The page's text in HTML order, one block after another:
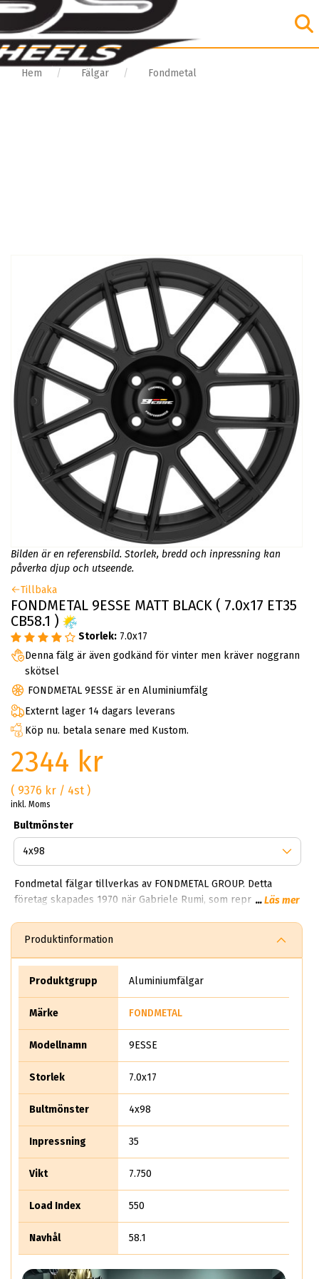
Hem Fälgar Fondmetal
Bilden är en referensbild. Storlek, bredd och inpressning kan
påverka djup och utseende.
Tillbaka
FONDMETAL 9ESSE MATT BLACK ( 7.0x17 ET35
CB58.1 )
Storlek: 7.0x17
Denna fälg är även godkänd för vinter men kräver noggrann
skötsel
FONDMETAL 9ESSE är en Aluminiumfälg
Externt lager 14 dagars leverans
Köp nu. betala senare med Kustom.
2344 kr
( 9376 kr / 4st )
inkl. Moms
Bultmönster
Fondmetal fälgar tillverkas av FONDMETAL GROUP. Detta
företag skapades 1970 när Gabriele Rumi, som representerar
flera steg och innebar att man gick från att smida bitar till en
tredje part att själva tillverka en helt egen produkt. Man
involverade sig i att medverka med sina produkter i olika
designer av bilar och komponenter.
...Läs mer
Produktinformation
Produktgrupp Aluminiumfälgar
Märke FONDMETAL
Modellnamn 9ESSE
Storlek 7.0x17
Bultmönster 4x98
Inpressning 35
Vikt 7.750
Load Index 550
Navhål 58.1